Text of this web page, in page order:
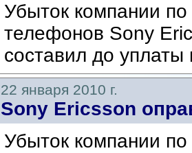
Убыток компании
телефонов Sony
составил до
22 января 2010 г.
Sony Ericsson
Убыток компании